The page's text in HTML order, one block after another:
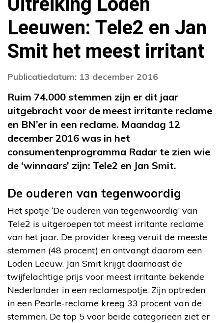
Leeuwen: Tele2 en Jan
Smit het meest irritant
Publicatiedatum: 13 december 2016
Ruim 74.000 stemmen zijn er dit jaar
uitgebracht voor de meest irritante reclame
en BN’er in een reclame. Maandag 12
december 2016 was in het
consumentenprogramma Radar te zien wie
de ‘winnaars’ zijn: Tele2 en Jan Smit.
De ouderen van tegenwoordig
Het spotje ‘De ouderen van tegenwoordig’ van
Tele2 is uitgeroepen tot meest irritante reclame
van het jaar. De provider kreeg veruit de meeste
stemmen (48 procent) en ontvangt daarom een
Loden Leeuw. Jan Smit krijgt daarnaast de
twijfelachtige prijs voor meest irritante bekende
Nederlander in een reclamespotje. Zijn optreden
in een Pearle-reclame kreeg 33 procent van de
stemmen. De top 5 voor beide categorieën ziet er